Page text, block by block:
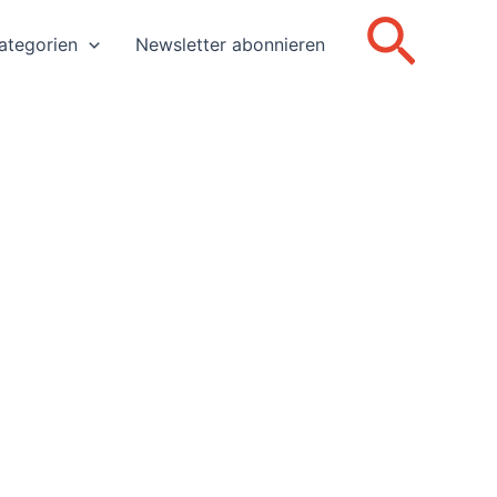
Newsletter abonnieren